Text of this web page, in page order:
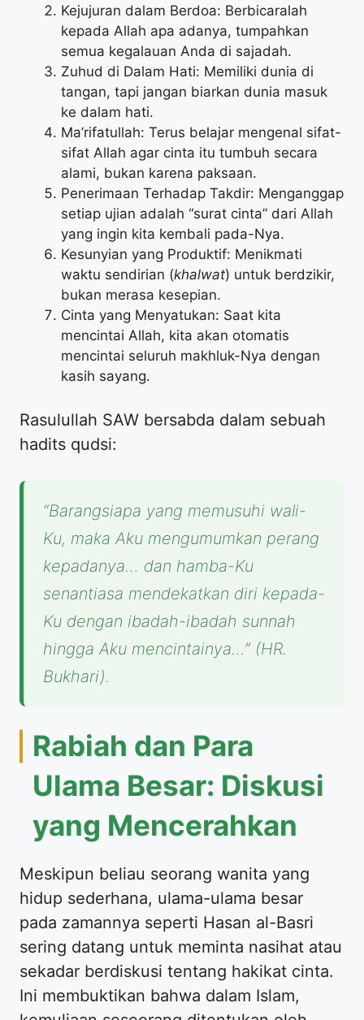
Kejujuran dalam Berdoa: Berbicaralah
kepada Allah apa adanya, tumpahkan
semua kegalauan Anda di sajadah.
Zuhud di Dalam Hati: Memiliki dunia di
tangan, tapi jangan biarkan dunia masuk
ke dalam hati.
Ma’rifatullah: Terus belajar mengenal sifat-
sifat Allah agar cinta itu tumbuh secara
alami, bukan karena paksaan.
Penerimaan Terhadap Takdir: Menganggap
setiap ujian adalah “surat cinta” dari Allah
yang ingin kita kembali pada-Nya.
Kesunyian yang Produktif: Menikmati
waktu sendirian (khalwat) untuk berdzikir,
bukan merasa kesepian.
Cinta yang Menyatukan: Saat kita
mencintai Allah, kita akan otomatis
mencintai seluruh makhluk-Nya dengan
kasih sayang.
Rasulullah SAW bersabda dalam sebuah
hadits qudsi:
“Barangsiapa yang memusuhi wali-
Ku, maka Aku mengumumkan perang
kepadanya… dan hamba-Ku
senantiasa mendekatkan diri kepada-
Ku dengan ibadah-ibadah sunnah
hingga Aku mencintainya…” (HR.
Bukhari).
Rabiah dan Para
Ulama Besar: Diskusi
yang Mencerahkan
Meskipun beliau seorang wanita yang
hidup sederhana, ulama-ulama besar
pada zamannya seperti Hasan al-Basri
sering datang untuk meminta nasihat atau
sekadar berdiskusi tentang hakikat cinta.
Ini membuktikan bahwa dalam Islam,